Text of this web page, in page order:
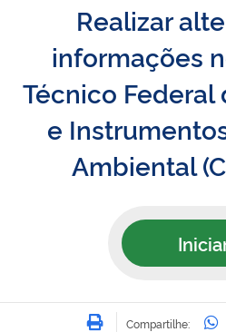
Realizar
informações
Técnico Federal
e
Ambiental
Imprimir
Compartilhe: